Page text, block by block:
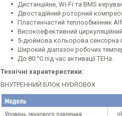
Дистанційне, Wi-Fi та BMS
Двостадійний роторний
Пластинчастий теплообмінник
Високоефективний
5-дюймова кольорова сенсорна
Широкий діапазон робочих
До 80 °C під час активації ТЕНа.
Технічні характеристики:
ВНУТРЕННИЙ БЛОК HYDROBOX